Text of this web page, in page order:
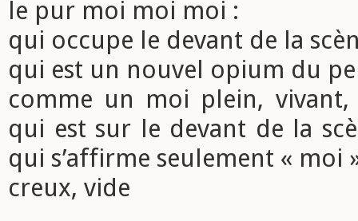
le pur moi moi moi :
qui occupe le devant de la
qui est un nouvel opium du
comme un moi plein, vivant,
qui est sur le devant de la
qui s’affirme seulement « moi
creux, vide